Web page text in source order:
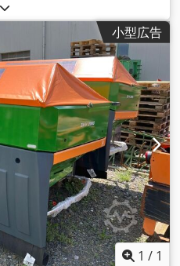
小型広告
1 / 1